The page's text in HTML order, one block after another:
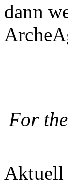
dann
For
Aktuell